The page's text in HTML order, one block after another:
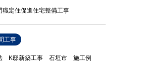
職定住促進住宅整備工事
工事
K邸新築工事 石垣市 施工例